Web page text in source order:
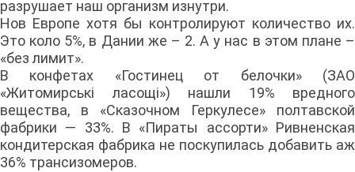
разрушает наш организм изнутри.
Нов Европе хотя бы контролируют количество их.
Это коло 5%, в Дании же – 2. А у нас в этом плане –
«без лимит».
В конфетах «Гостинец от белочки» (ЗАО
«Житомирські ласощі») нашли 19% вредного
вещества, в «Сказочном Геркулесе» полтавской
фабрики — 33%. В «Пираты ассорти» Ривненская
кондитерская фабрика не поскупилась добавить аж
36% трансизомеров.